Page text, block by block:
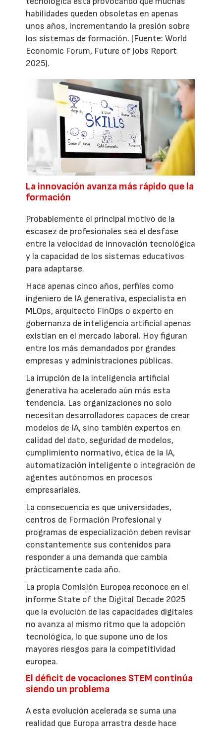
habilidades queden obsoletas en apenas
unos años, incrementando la presión sobre
los sistemas de formación. (Fuente: World
Economic Forum, Future of Jobs Report
2025).
La innovación avanza más rápido que la
formación
Probablemente el principal motivo de la
escasez de profesionales sea el desfase
entre la velocidad de innovación tecnológica
y la capacidad de los sistemas educativos
para adaptarse.
Hace apenas cinco años, perfiles como
ingeniero de IA generativa, especialista en
MLOps, arquitecto FinOps o experto en
gobernanza de inteligencia artificial apenas
existían en el mercado laboral. Hoy figuran
entre los más demandados por grandes
empresas y administraciones públicas.
La irrupción de la inteligencia artificial
generativa ha acelerado aún más esta
tendencia. Las organizaciones no solo
necesitan desarrolladores capaces de crear
modelos de IA, sino también expertos en
calidad del dato, seguridad de modelos,
cumplimiento normativo, ética de la IA,
automatización inteligente o integración de
agentes autónomos en procesos
empresariales.
La consecuencia es que universidades,
centros de Formación Profesional y
programas de especialización deben revisar
constantemente sus contenidos para
responder a una demanda que cambia
prácticamente cada año.
La propia Comisión Europea reconoce en el
informe State of the Digital Decade 2025
que la evolución de las capacidades digitales
no avanza al mismo ritmo que la adopción
tecnológica, lo que supone uno de los
mayores riesgos para la competitividad
europea.
El déficit de vocaciones STEM continúa
siendo un problema
A esta evolución acelerada se suma una
realidad que Europa arrastra desde hace